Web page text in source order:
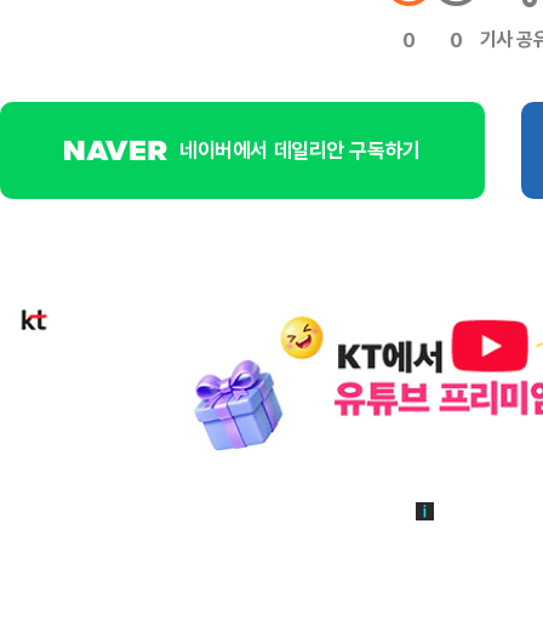
0 0 기사 공
네이버에서 데일리안 구독하기